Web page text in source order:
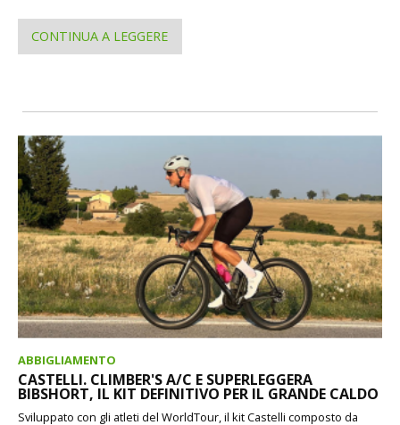
CONTINUA A LEGGERE
ABBIGLIAMENTO
CASTELLI. CLIMBER'S A/C E SUPERLEGGERA
BIBSHORT, IL KIT DEFINITIVO PER IL GRANDE CALDO
Sviluppato con gli atleti del WorldTour, il kit Castelli composto da